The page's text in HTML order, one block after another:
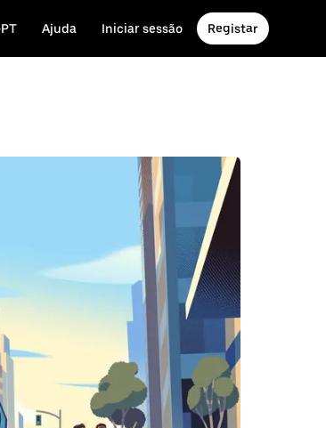
Ajuda Iniciar sessão Registar